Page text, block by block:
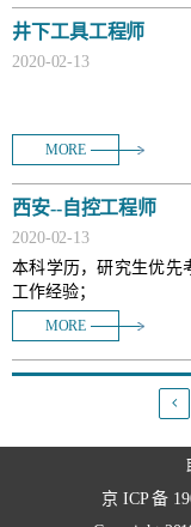
井下工具工程师
2020-02-13
MORE
西安--自控工程师
2020-02-13
本科学历，研究生优先
工作经验；
MORE
京 ICP 备